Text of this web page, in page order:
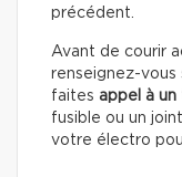
précédent.
Avant de courir
renseignez-vous
faites appel à
fusible ou un
votre électro